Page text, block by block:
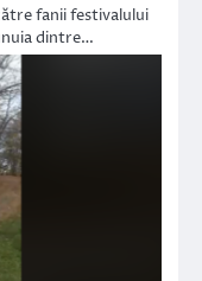
fanii festivalului
dintre…